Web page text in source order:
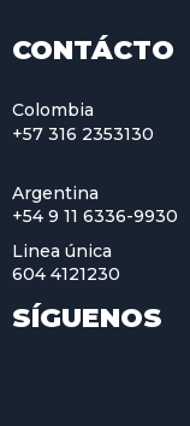
CONTÁCTO
Colombia
+57 316 2353130
Argentina
+54 9 11 6336-9930
Linea única
604 4121230
SÍGUENOS